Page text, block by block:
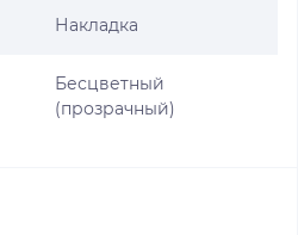
Накладка
Бесцветный
(прозрачный)